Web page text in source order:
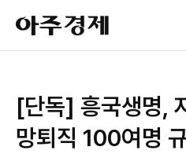
아
주
경
[단독] 흥국생명,
망퇴직 100여명